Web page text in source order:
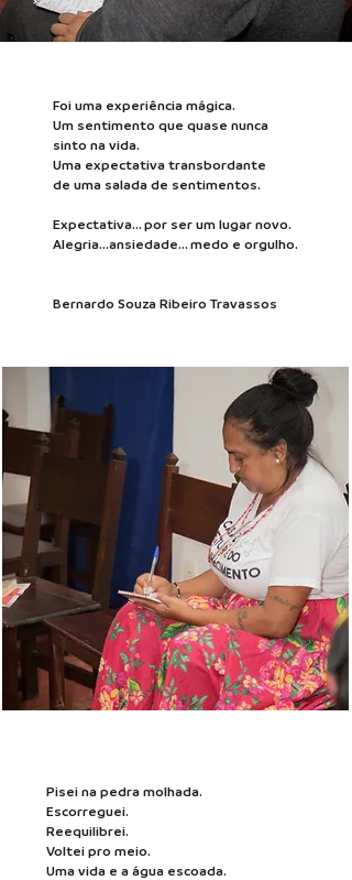
Foi uma experiência mágica.
Um sentimento que quase nunca
sinto na vida.
Uma expectativa transbordante
de uma salada de sentimentos.
Expectativa... por ser um lugar novo.
Alegria...ansiedade... medo e orgulho.
Bernardo Souza Ribeiro Travassos
Pisei na pedra molhada.
Escorreguei.
Reequilibrei.
Voltei pro meio.
Uma vida e a água escoada.